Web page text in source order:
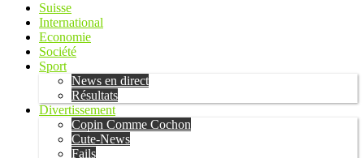
Suisse
International
Economie
Société
Sport
News en direct
Résultats
Divertissement
Copin Comme Cochon
Cute-News
Fails